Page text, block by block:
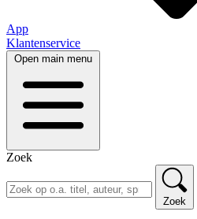
App
Klantenservice
Open main menu
Zoek
Zoek